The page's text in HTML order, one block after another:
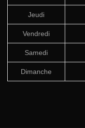
Jeudi
Vendredi
Samedi
Dimanche